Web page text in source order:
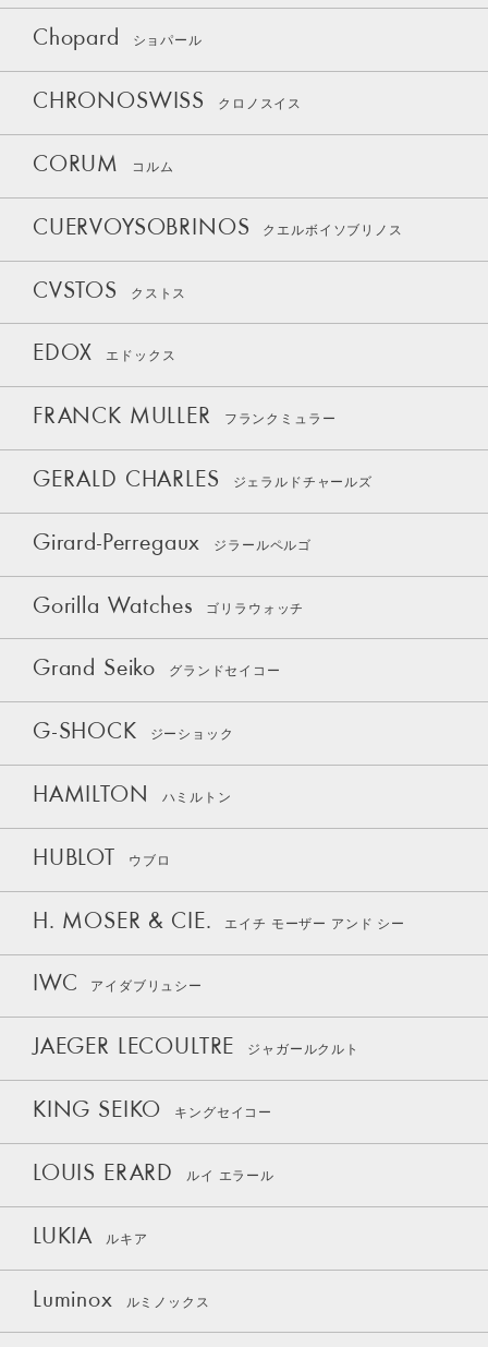
Chopard ショパール
CHRONOSWISS クロノスイス
CORUM コルム
CUERVOYSOBRINOS クエルボイソブリノス
CVSTOS クストス
EDOX エドックス
FRANCK MULLER フランクミュラー
GERALD CHARLES ジェラルドチャールズ
Girard-Perregaux ジラールペルゴ
Gorilla Watches ゴリラウォッチ
Grand Seiko グランドセイコー
G-SHOCK ジーショック
HAMILTON ハミルトン
HUBLOT ウブロ
H. MOSER & CIE. エイチ モーザー アンド シー
IWC アイダブリュシー
JAEGER LECOULTRE ジャガールクルト
KING SEIKO キングセイコー
LOUIS ERARD ルイ エラール
LUKIA ルキア
Luminox ルミノックス